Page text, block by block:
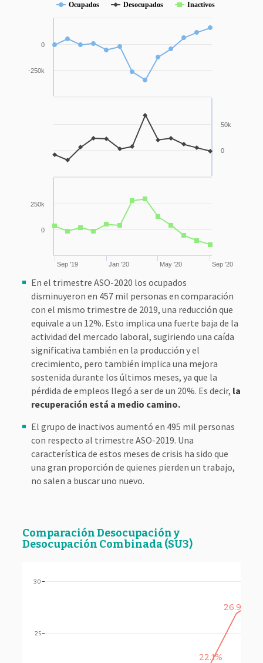
Ocupados Desocupados Inactivos
Sep '19 Jan '20 May '20 Sep '20
-250k
0
0
50k
0
250k
En el trimestre ASO-2020 los ocupados
disminuyeron en 457 mil personas en comparación
con el mismo trimestre de 2019, una reducción que
equivale a un 12%. Esto implica una fuerte baja de la
actividad del mercado laboral, sugiriendo una caída
significativa también en la producción y el
crecimiento, pero también implica una mejora
sostenida durante los últimos meses, ya que la
pérdida de empleos llegó a ser de un 20%. Es decir, la
recuperación está a medio camino.
El grupo de inactivos aumentó en 495 mil personas
con respecto al trimestre ASO-2019. Una
característica de estos meses de crisis ha sido que
una gran proporción de quienes pierden un trabajo,
no salen a buscar uno nuevo.
Comparación Desocupación y
Desocupación Combinada (SU3)
22.1%
26.9%
25
30